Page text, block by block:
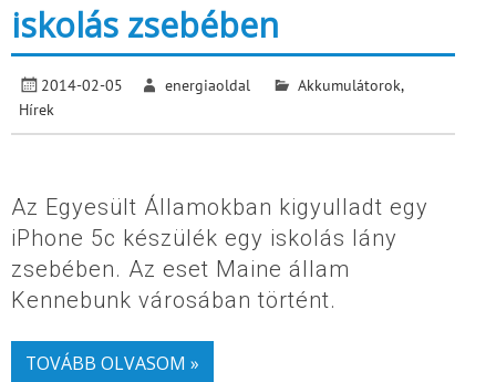
iskolás zsebében
2014-02-05 energiaoldal Akkumulátorok,
Hírek
Az Egyesült Államokban kigyulladt egy
iPhone 5c készülék egy iskolás lány
zsebében. Az eset Maine állam
Kennebunk városában történt.
TOVÁBB OLVASOM »